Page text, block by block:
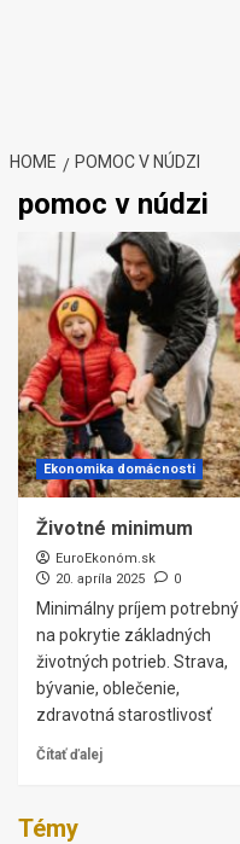
HOME POMOC V NÚDZI
pomoc v núdzi
Ekonomika domácnosti
Životné minimum
EuroEkonóm.sk
20. apríla 2025
0
Minimálny príjem potrebný
na pokrytie základných
životných potrieb. Strava,
bývanie, oblečenie,
zdravotná starostlivosť
Čítať ďalej
Témy